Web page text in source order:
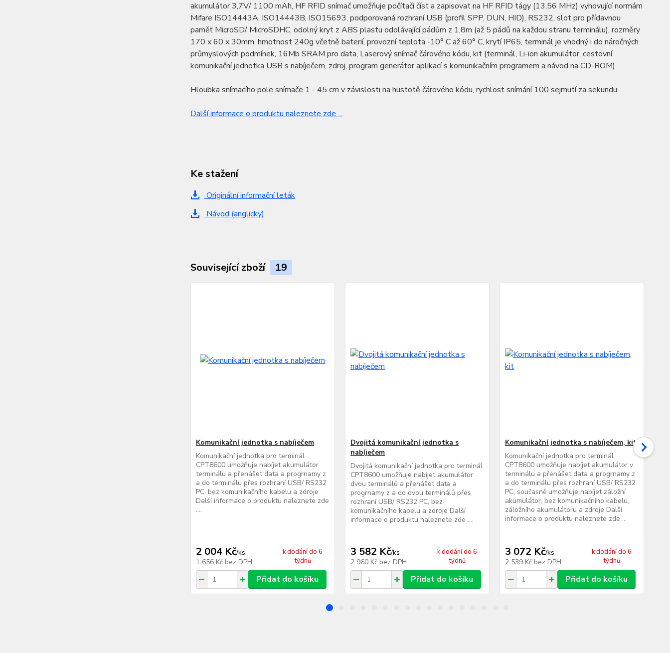
akumulátor 3,7V/ 1100 mAh, HF RFID snímač umožňuje počítači číst a zapisovat na HF RFID tágy (13,56 MHz) vyhovující normám
Mifare ISO14443A, ISO14443B, ISO15693, podporovaná rozhraní USB (profil SPP, DUN, HID), RS232, slot pro přídavnou
paměť MicroSD/ MicroSDHC, odolný kryt z ABS plastu odolávající pádům z 1,8m (až 5 pádů na každou stranu terminálu), rozměry
170 x 60 x 30mm, hmotnost 240g včetně baterií, provozní teplota -10° C až 60° C, krytí IP65, terminál je vhodný i do náročných
průmyslových podmínek, 16Mb SRAM pro data, Laserový snímač čárového kódu, kit (terminál, Li-ion akumulátor, cestovní
komunikační jednotka USB s nabíječem, zdroj, program generátor aplikací s komunikačním programem a návod na CD-ROM)
Hloubka snímacího pole snímače 1 - 45 cm v závislosti na hustotě čárového kódu, rychlost snímání 100 sejmutí za sekundu.
Další informace o produktu naleznete zde ....
Ke stažení
Originální informační leták
Návod (anglicky)
Související zboží 19
Komunikační jednotka s nabíječem
Komunikační jednotka pro terminál
CPT8600 umožňuje nabíjet akumulátor
terminálu a přenášet data a progrnamy z
a do terminálu přes rozhraní USB/ RS232
PC, bez komunikačního kabelu a zdroje
Další informace o produktu naleznete zde
....
2 004 Kč/ks
1 656 Kč bez DPH
k dodání do 6
týdnů
Přidat do košíku
Dvojitá komunikační jednotka s
nabíječem
Dvojitá komunikační jednotka pro terminál
CPT8600 umožňuje nabíjet akumulátor
dvou terminálů a přenášet data a
progrnamy z a do dvou terminálů přes
rozhraní USB/ RS232 PC, bez
komunikačního kabelu a zdroje Další
informace o produktu naleznete zde ....
3 582 Kč/ks
2 960 Kč bez DPH
k dodání do 6
týdnů
Přidat do košíku
Komunikační jednotka s nabíječem, kit
Komunikační jednotka pro terminál
CPT8600 umožňuje nabíjet akumulátor v
terminálu a přenášet data a progrnamy z
a do terminálu přes rozhraní USB/ RS232
PC, současně umožňuje nabíjet záložní
akumulátor, bez komunikačního kabelu,
záložního akumulátoru a zdroje Další
informace o produktu naleznete zde ...
3 072 Kč/ks
2 539 Kč bez DPH
k dodání do 6
týdnů
Přidat do košíku